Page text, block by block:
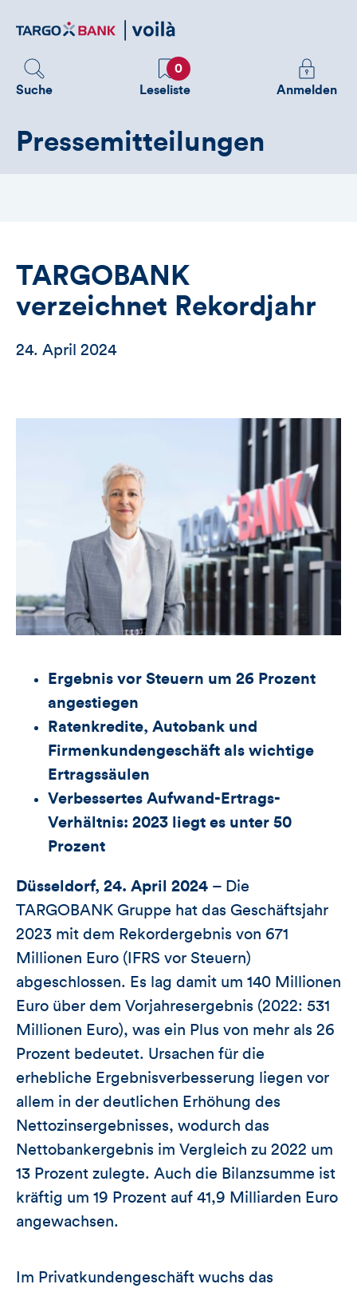
zum
Suche
Favoriten
0
Leseliste
Melden
Sie
Anmelden
Pressemitteilungen
TARGOBANK
verzeichnet Rekordjahr
24. April 2024
Ergebnis vor Steuern um 26 Prozent
angestiegen
Ratenkredite, Autobank und
Firmenkundengeschäft als wichtige
Ertragssäulen
Verbessertes Aufwand-Ertrags-
Verhältnis: 2023 liegt es unter 50
Prozent
Düsseldorf, 24. April 2024 – Die
TARGOBANK Gruppe hat das Geschäftsjahr
2023 mit dem Rekordergebnis von 671
Millionen Euro (IFRS vor Steuern)
abgeschlossen. Es lag damit um 140 Millionen
Euro über dem Vorjahresergebnis (2022: 531
Millionen Euro), was ein Plus von mehr als 26
Prozent bedeutet. Ursachen für die
erhebliche Ergebnisverbesserung liegen vor
allem in der deutlichen Erhöhung des
Nettozinsergebnisses, wodurch das
Nettobankergebnis im Vergleich zu 2022 um
13 Prozent zulegte. Auch die Bilanzsumme ist
kräftig um 19 Prozent auf 41,9 Milliarden Euro
angewachsen.
Im Privatkundengeschäft wuchs das